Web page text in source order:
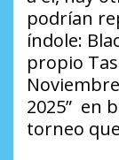
podrían
índole:
propio
2025” en
torneo